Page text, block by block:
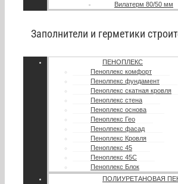
Вилатерм 80/50 мм
Заполнители и герметики
ПЕНОПЛЕКС
Пеноплекс комфорт
Пенолпекс фундамент
Пеноплекс скатная кровля
Пеноплекс стена
Пеноплекс основа
Пеноплекс Гео
Пенолпекс фасад
Пеноплекс Кровля
Пеноплекс 45
Пеноплекс 45С
Пеноплекс Блок
ПОЛИУРЕТАНОВАЯ